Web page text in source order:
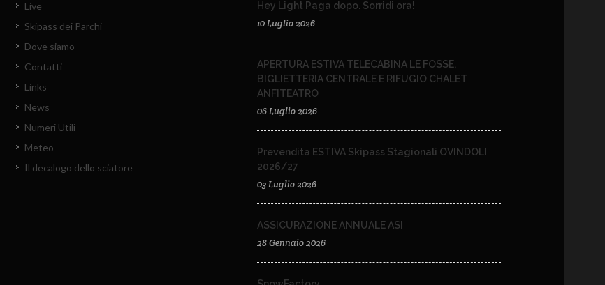
Live
Skipass dei Parchi
Dove siamo
Contatti
Links
News
Numeri Utili
Meteo
Il decalogo dello sciatore
Hey Light Paga dopo. Sorridi ora!
10 Luglio 2026
APERTURA ESTIVA TELECABINA LE FOSSE,
BIGLIETTERIA CENTRALE E RIFUGIO CHALET
ANFITEATRO
06 Luglio 2026
Prevendita ESTIVA Skipass Stagionali OVINDOLI
2026/27
03 Luglio 2026
ASSICURAZIONE ANNUALE ASI
28 Gennaio 2026